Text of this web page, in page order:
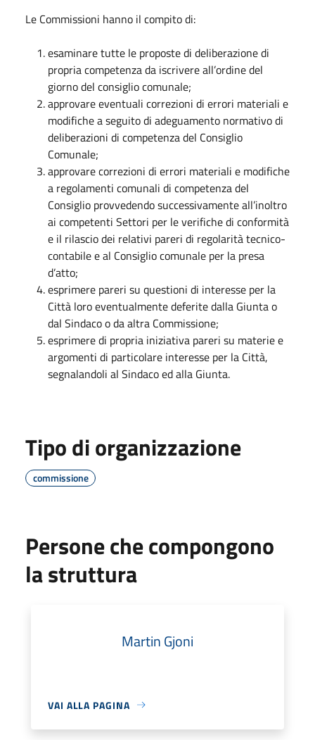
Le Commissioni hanno il compito di:
esaminare tutte le proposte di deliberazione di
propria competenza da iscrivere all’ordine del
giorno del consiglio comunale;
approvare eventuali correzioni di errori materiali e
modifiche a seguito di adeguamento normativo di
deliberazioni di competenza del Consiglio
Comunale;
approvare correzioni di errori materiali e modifiche
a regolamenti comunali di competenza del
Consiglio provvedendo successivamente all’inoltro
ai competenti Settori per le verifiche di conformità
e il rilascio dei relativi pareri di regolarità tecnico-
contabile e al Consiglio comunale per la presa
d’atto;
esprimere pareri su questioni di interesse per la
Città loro eventualmente deferite dalla Giunta o
dal Sindaco o da altra Commissione;
esprimere di propria iniziativa pareri su materie e
argomenti di particolare interesse per la Città,
segnalandoli al Sindaco ed alla Giunta.
Tipo di organizzazione
commissione
Persone che compongono
la struttura
Martin Gjoni
VAI ALLA PAGINA